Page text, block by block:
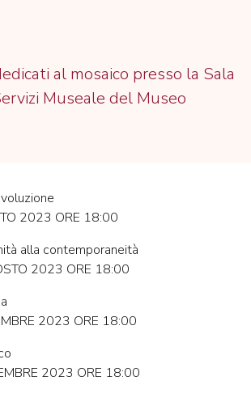
al mosaico presso la Sala
Museale del Museo
2023 ORE 18:00
alla contemporaneità
2023 ORE 18:00
2023 ORE 18:00
2023 ORE 18:00